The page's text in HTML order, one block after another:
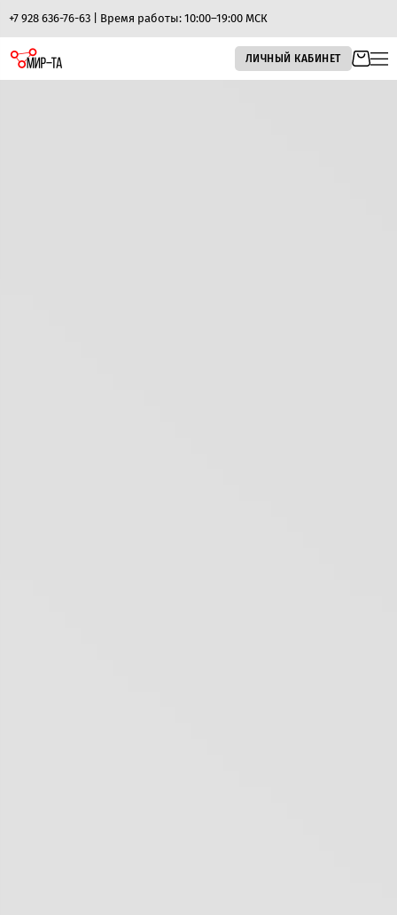
+7 928 636-76-63 | Время работы: 10:00–19:00 МСК
ЛИЧНЫЙ КАБИНЕТ